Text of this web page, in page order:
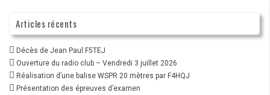
Articles récents
Décès de Jean Paul F5TEJ
Ouverture du radio club – Vendredi 3 juillet 2026
Réalisation d’une balise WSPR 20 mètres par F4HQJ
Présentation des épreuves d’examen